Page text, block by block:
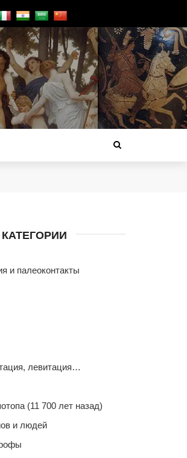
и палеоконтакты
левитация…
(11 700 лет назад)
и людей